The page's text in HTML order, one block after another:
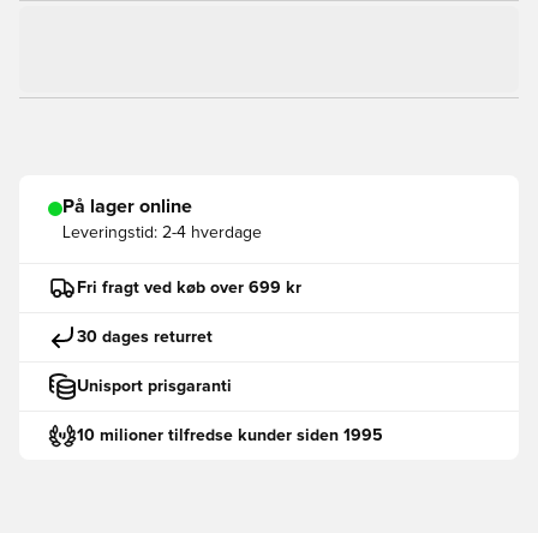
På lager online
Leveringstid: 2-4 hverdage
Fri fragt ved køb over 699 kr
30 dages returret
Unisport prisgaranti
10 milioner tilfredse kunder siden 1995